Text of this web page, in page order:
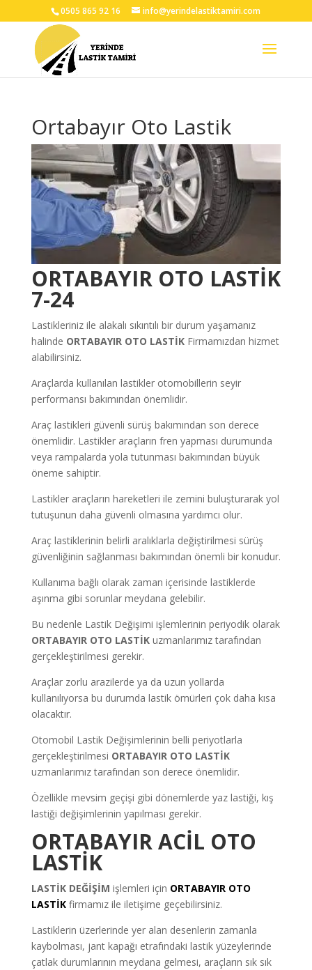
0505 865 92 16 info@yerindelastiktamiri.com
Ortabayır Oto Lastik
ORTABAYIR OTO LASTİK
7-24
Lastikleriniz ile alakalı sıkıntılı bir durum yaşamanız
halinde ORTABAYIR OTO LASTİKFirmamızdan hizmet
alabilirsiniz.
Araçlarda kullanılan lastikler otomobillerin seyir
performansı bakımından önemlidir.
Araç lastikleri güvenli sürüş bakımından son derece
önemlidir. Lastikler araçların fren yapması durumunda
veya rampalarda yola tutunması bakımından büyük
öneme sahiptir.
Lastikler araçların hareketleri ile zemini buluşturarak yol
tutuşunun daha güvenli olmasına yardımcı olur.
Araç lastiklerinin belirli aralıklarla değiştirilmesi sürüş
güvenliğinin sağlanması bakımından önemli bir konudur.
Kullanıma bağlı olarak zaman içerisinde lastiklerde
aşınma gibi sorunlar meydana gelebilir.
Bu nedenle Lastik Değişimi işlemlerinin periyodik olarak
ORTABAYIR OTO LASTİKuzmanlarımız tarafından
gerçekleştirilmesi gerekir.
Araçlar zorlu arazilerde ya da uzun yollarda
kullanılıyorsa bu durumda lastik ömürleri çok daha kısa
olacaktır.
Otomobil Lastik Değişimlerinin belli periyotlarla
gerçekleştirilmesi ORTABAYIR OTO LASTİK
uzmanlarımız tarafından son derece önemlidir.
Özellikle mevsim geçişi gibi dönemlerde yaz lastiği, kış
lastiği değişimlerinin yapılması gerekir.
ORTABAYIR ACİL OTO
LASTİK
LASTİK DEĞİŞİM işlemleri için ORTABAYIR OTO
LASTİKfirmamız ile iletişime geçebilirsiniz.
Lastiklerin üzerlerinde yer alan desenlerin zamanla
kaybolması, jant kapağı etrafındaki lastik yüzeylerinde
çatlak durumlarının meydana gelmesi, araçların sık sık